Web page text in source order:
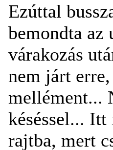
Ezúttal
bemondta az
várakozás
nem járt
mellément...
késéssel...
rajtba, mert